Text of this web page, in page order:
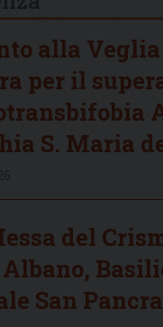
alla
per il
S. Maria
del
San